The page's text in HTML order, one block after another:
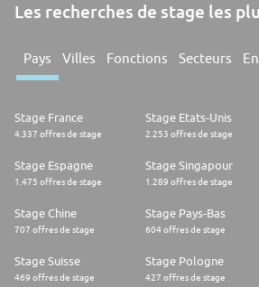
Les recherches de stage les
Pays Villes Fonctions Secteurs
Stage France
4.337 offres de stage
Stage Etats-Unis
2.253 offres de stage
Stage Espagne
1.475 offres de stage
Stage Singapour
1.289 offres de stage
Stage Chine
707 offres de stage
Stage Pays-Bas
604 offres de stage
Stage Suisse
469 offres de stage
Stage Pologne
427 offres de stage